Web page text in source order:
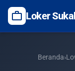
work Loker
Beranda›